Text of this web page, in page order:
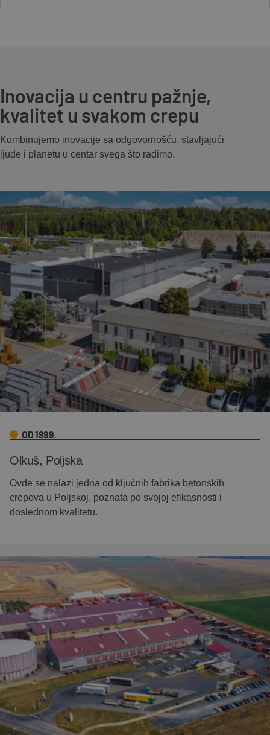
Inovacija u centru pažnje,
kvalitet u svakom crepu
Kombinujemo inovacije sa odgovornošću, stavljajući
ljude i planetu u centar svega što radimo.
OD 1999.
Olkuš, Poljska
Ovde se nalazi jedna od ključnih fabrika betonskih
crepova u Poljskoj, poznata po svojoj efikasnosti i
doslednom kvalitetu.